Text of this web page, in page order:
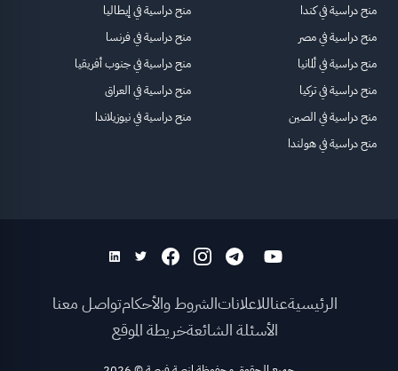
منح دراسية في كندا
منح دراسية في مصر
منح دراسية في ألمانيا
منح دراسية في تركيا
منح دراسية في الصين
منح دراسية في هولندا
منح دراسية في إيطاليا
منح دراسية في فرنسا
منح دراسية في جنوب أفريقيا
منح دراسية في العراق
منح دراسية في نيوزيلاندا
الرئيسيةعناللاعلاناتالشروط والأحكامتواصل معنا
الأسئلة الشائعةخريطة الموقع